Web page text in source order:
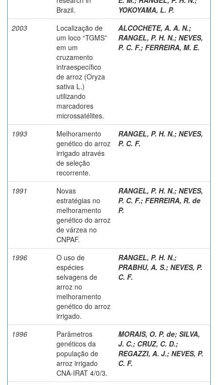
Brazil.
YOKOYAMA, L. P.
2003
Localização de
um loco “TGMS”
em um
cruzamento
intraespecífico
de arroz (Oryza
sativa L.)
utilizando
marcadores
microssatélites.
ALCOCHETE, A. A. N.;
RANGEL, P. H. N.; NEVES,
P. C. F.; FERREIRA, M. E.
1993
Melhoramento
genético do arroz
irrigado através
de seleção
recorrente.
RANGEL, P. H. N.; NEVES,
P. C. F.
1991
Novas
estratégias no
melhoramento
genético do arroz
de várzea no
CNPAF.
RANGEL, P. H. N.; NEVES,
P. C. F.; FERREIRA, R. de
P.
1996
O uso de
espécies
selvagens de
arroz no
melhoramento
genético do arroz
irrigado.
RANGEL, P. H. N.;
PRABHU, A. S.; NEVES, P.
C. F.
1996
Parâmetros
genéticos da
população de
arroz irrigado
CNA-IRAT 4/0/3.
MORAIS, O. P. de; SILVA,
J. C.; CRUZ, C. D.;
REGAZZI, A. J.; NEVES, P.
C. F.